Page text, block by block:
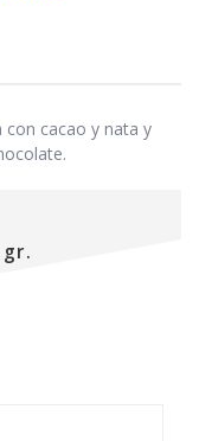
con cacao y nata y